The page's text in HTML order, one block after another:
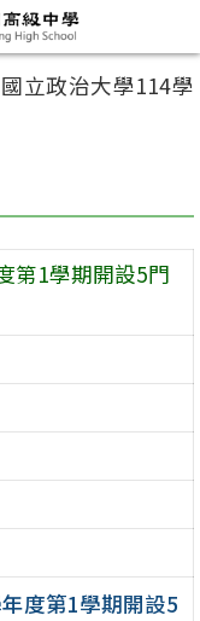
國立政治大學114學
第1學期開設5門
度第1學期開設5